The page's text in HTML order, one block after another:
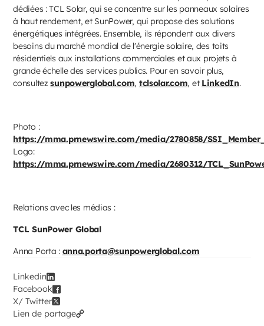
dédiées : TCL Solar, qui se concentre sur les panneaux solaires
à haut rendement, et SunPower, qui propose des solutions
énergétiques intégrées. Ensemble, ils répondent aux divers
besoins du marché mondial de l'énergie solaire, des toits
résidentiels aux installations commerciales et aux projets à
grande échelle des services publics. Pour en savoir plus,
consultezsunpowerglobal.com, tclsolar.com, et LinkedIn.
Photo :
https://mma.prnewswire.com/media/2780858/
Logo:
https://mma.prnewswire.com/media/2680312/
Relations avec les médias :
TCL SunPower Global
Anna Porta : anna.porta@sunpowerglobal.com
Linkedin
Facebook
X/ Twitter
Lien de partage